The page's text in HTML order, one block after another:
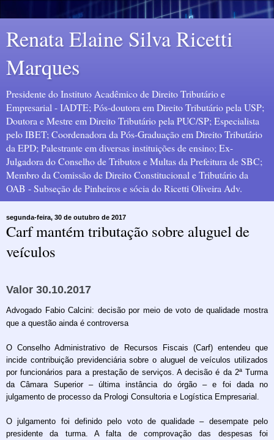
Renata Elaine Silva Ricetti
Marques
Presidente do Instituto Acadêmico de Direito Tributário e
Empresarial - IADTE; Pós-doutora em Direito Tributário pela USP;
Doutora e Mestre em Direito Tributário pela PUC/SP; Especialista
pelo IBET; Coordenadora da Pós-Graduação em Direito Tributário
da EPD; Palestrante em diversas instituições de ensino; Ex-
Julgadora do Conselho de Tributos e Multas da Prefeitura de SBC;
Membro da Comissão de Direito Constitucional e Tributário da
OAB - Subseção de Pinheiros e sócia do Ricetti Oliveira Adv.
segunda-feira, 30 de outubro de 2017
Carf mantém tributação sobre aluguel de
veículos
Valor 30.10.2017
Advogado Fabio Calcini: decisão por meio de voto de qualidade mostra
que a questão ainda é controversa
O Conselho Administrativo de Recursos Fiscais (Carf) entendeu que
incide contribuição previdenciária sobre o aluguel de veículos utilizados
por funcionários para a prestação de serviços. A decisão é da 2ª Turma
da Câmara Superior – última instância do órgão – e foi dada no
julgamento de processo da Prologi Consultoria e Logística Empresarial.
O julgamento foi definido pelo voto de qualidade – desempate pelo
presidente da turma. A falta de comprovação das despesas foi